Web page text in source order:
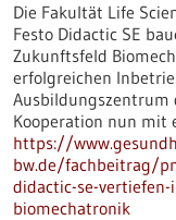
Die Fakultät Life
Festo Didactic SE
Zukunftsfeld
erfolgreichen
Ausbildungszentrum
Kooperation nun mit
https://
bw.de/fachbeitrag/
didactic-se-
biomechatronik